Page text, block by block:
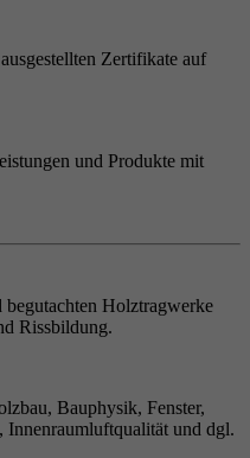
Zertifikate auf
und Produkte mit
Holztragwerke
Rissbildung.
Bauphysik, Fenster,
Innenraumluftqualität und dgl.